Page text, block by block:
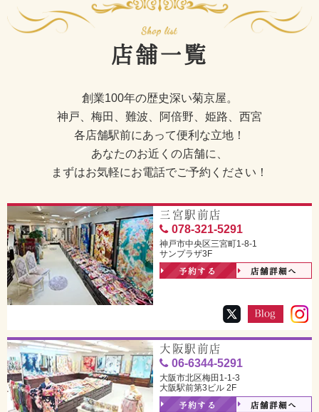
店舗一覧
創業100年の歴史深い菊京屋。
神戸、梅田、難波、阿倍野、姫路、西宮
各店舗駅前にあって便利な立地！
あなたのお近くの店舗に、
まずはお気軽にお電話でご予約ください！
三宮駅前店
078-321-5291
神戸市中央区三宮町1-8-1
サンプラザ3F
予約する 店舗詳細へ
大阪駅前店
06-6344-5291
大阪市北区梅田1-1-3
大阪駅前第3ビル 2F
予約する 店舗詳細へ